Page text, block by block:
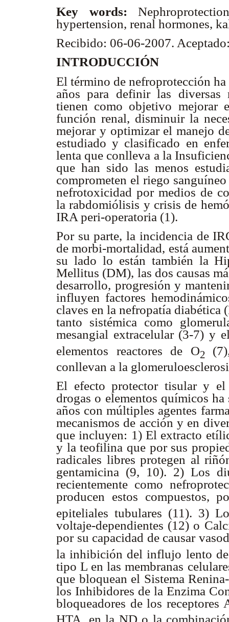
Key words:
hypertension, renal hormones,
Recibido: 06-06-2007.
INTRODUCCIÓN
El término de nefroprotección
años para definir las diversas
tienen como objetivo mejorar
función renal, disminuir la
mejorar y optimizar el manejo
estudiado y clasificado en
lenta que conlleva a la
que han sido las menos
comprometen el riego
nefrotoxicidad por medios de
la rabdomiólisis y crisis de
IRA peri-operatoria (1).
Por su parte, la incidencia de
de morbi-mortalidad, está
su lado lo están también la
Mellitus (DM), las dos causas
desarrollo, progresión y
influyen factores
claves en la nefropatía
tanto sistémica como
mesangial extracelular (3-7) y
elementos reactores de O2
conllevan a la
El efecto protector tisular y el
drogas o elementos químicos
años con múltiples agentes
mecanismos de acción y en
que incluyen: 1) El extracto
y la teofilina que por sus
radicales libres protegen al
gentamicina (9, 10). 2) Los
recientemente como
producen estos compuestos,
epiteliales tubulares (11). 3)
voltaje-dependientes (12) o
por su capacidad de causar
la inhibición del influjo lento
tipo L en las membranas
que bloquean el Sistema
los Inhibidores de la Enzima
bloqueadores de los receptores